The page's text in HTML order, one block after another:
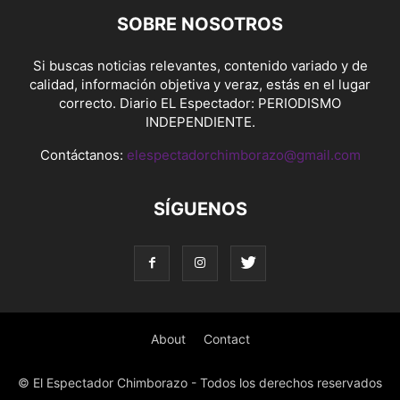
SOBRE NOSOTROS
Si buscas noticias relevantes, contenido variado y de
calidad, información objetiva y veraz, estás en el lugar
correcto. Diario EL Espectador: PERIODISMO
INDEPENDIENTE.
Contáctanos: elespectadorchimborazo@gmail.com
SÍGUENOS
About Contact
© El Espectador Chimborazo - Todos los derechos reservados